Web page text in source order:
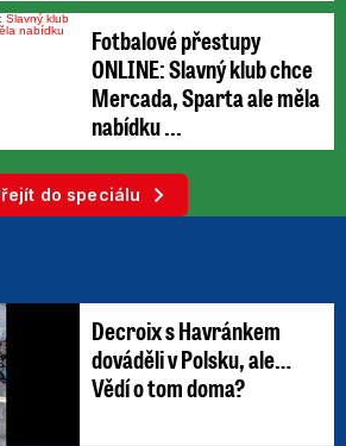
Fotbalové přestupy
ONLINE: Slavný klub chce
Mercada, Sparta ale měla
nabídku ...
do speciálu
Decroix s Havránkem
dováděli v Polsku, ale…
Vědí o tom doma?